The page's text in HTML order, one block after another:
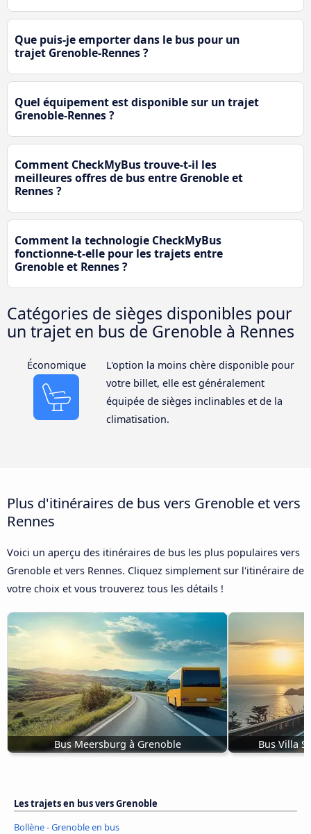
Que puis-je emporter dans le bus pour un
trajet Grenoble-Rennes ?
Quel équipement est disponible sur un trajet
Grenoble-Rennes ?
Comment CheckMyBus trouve-t-il les
meilleures offres de bus entre Grenoble et
Rennes ?
Comment la technologie CheckMyBus
fonctionne-t-elle pour les trajets entre
Grenoble et Rennes ?
Catégories de sièges disponibles pour
un trajet en bus de Grenoble à Rennes
Économique
L'option la moins chère disponible pour
votre billet, elle est généralement
équipée de sièges inclinables et de la
climatisation.
Plus d'itinéraires de bus vers Grenoble et vers
Rennes
Voici un aperçu des itinéraires de bus les plus populaires vers
Grenoble et vers Rennes. Cliquez simplement sur l'itinéraire de
votre choix et vous trouverez tous les détails !
Bus Meersburg à Grenoble Bus Villa
Les trajets en bus vers Grenoble
Bollène - Grenoble en bus